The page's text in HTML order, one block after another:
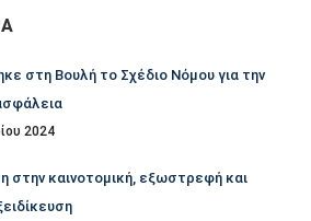
στη Βουλή το Σχέδιο Νόμου για την
2024
στην καινοτομική, εξωστρεφή και